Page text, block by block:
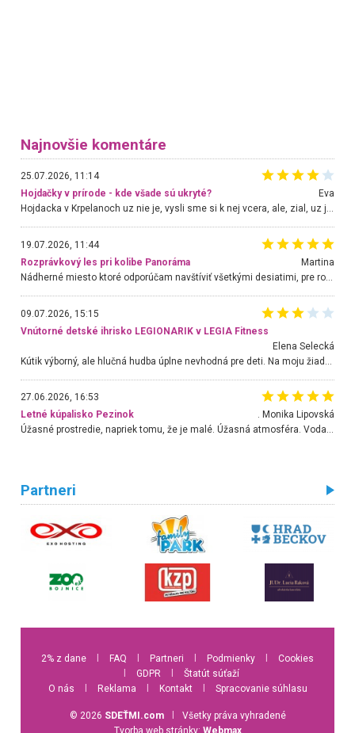
Najnovšie komentáre
25.07.2026, 11:14
Hojdačky v prírode - kde všade sú ukryté?
Eva
Hojdacka v Krpelanoch uz nie je, vysli sme si k nej vcera, ale, zial, uz je znicena. Ak sem planujete cestu len kvoli hojdacke, mozete si ju usetrit. Krasny vyhlad je tu vsak aj bez hojdacky :-)
19.07.2026, 11:44
Rozprávkový les pri kolibe Panoráma
Martina
Nádherné miesto ktoré odporúčam navštíviť všetkými desiatimi, pre rodiny s deťmi, dôchodcom... Proste a jednoducho ozaj rozprávkový les.. určite ešte prídeme. Odniesli sme si na pamiatku krásne tričká,
09.07.2026, 15:15
Vnútorné detské ihrisko LEGIONARIK v LEGIA Fitness
Elena Selecká
27.06.2026, 16:53
Letné kúpalisko Pezinok
. Monika Lipovská
Úžasné prostredie, napriek tomu, že je malé. Úžasná atmosféra. Voda fantastická a nádherná. Ľudí je pomerne veľa, ale su mili a ohľaduplní. Je veľmi zaujímavé sledovať, ako dokážu spolu športovať cudzí ľudia a bez ohľadu na vek. Vládne tu pohoda. Vnuka neviem dostať z vody. Ďakujem za krásny deň . Urcite sa sem vrátim. Jediný problém je s parkovaním, ale aj ten sa mi podarilo vyriešiť. Monika Bratislava
Partneri
2% z dane FAQ Partneri Podmienky
Cookies
GDPR
Štatút súťaží
O nás
Reklama Kontakt Spracovanie súhlasu
© 2026 SDEŤMI.com
Všetky práva vyhradené
Tvorba web stránky: Webmax